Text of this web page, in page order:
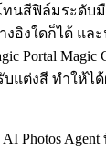
ทนสีฟิล์มระดับ
งอิงใดก็ได้ แล
Portal Magic
แต่งสี ทำให้ไ
Photos